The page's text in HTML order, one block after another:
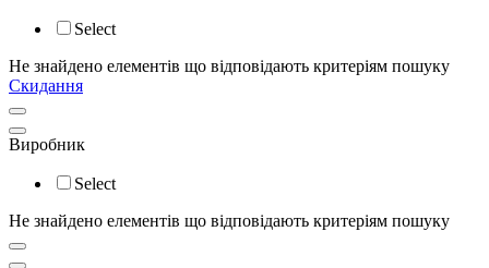
Select
Не знайдено елементів що відповідають критеріям пошуку
Скидання
Виробник
Select
Не знайдено елементів що відповідають критеріям пошуку